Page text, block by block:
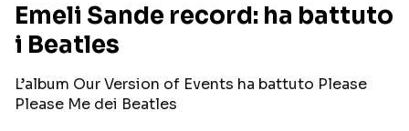
RECENSIONI MUSICALI
INTERVISTE
GOSSIP E CURIOSITÀ
TESTI CANZONI
TALENT SHOW
Emeli Sande record: ha battuto
i Beatles
L’album Our Version of Events ha battuto Please
Please Me dei Beatles